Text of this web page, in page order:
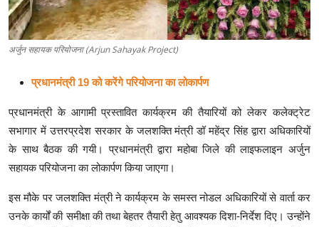
अर्जुन सहायक परियोजना (Arjun Sahayak Project)
प्रधानमंत्री 19 को करेंगे परियोजना का लोकार्पण
प्रधानमंत्री के आगामी प्रस्तावित कार्यक्रम की तैयारियों को लेकर कलेक्ट्रेट
सभागार में उत्तरप्रदेश सरकार के जलशक्ति मंत्री डॉ महेंद्र सिंह द्वारा अधिकारियों
के साथ बैठक की गयी। प्रधानमंत्री द्वारा महोबा जिले की लाइफलाइन अर्जुन
सहायक परियोजना का लोकार्पण किया जाएगा।
इस मौके पर जलशक्ति मंत्री ने कार्यक्रम के समस्त नोडल अधिकारियों से वार्ता कर
उनके कार्यों की समीक्षा की तथा बेहतर तैयारी हेतु आवश्यक दिशा-निर्देश दिए। उन्होंने